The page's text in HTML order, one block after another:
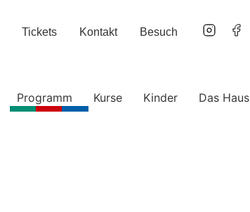
Tickets Kontakt Besuch
Programm Kurse Kinder Das Haus